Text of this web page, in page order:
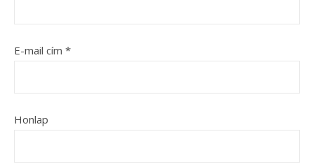
E-mail cím *
Honlap